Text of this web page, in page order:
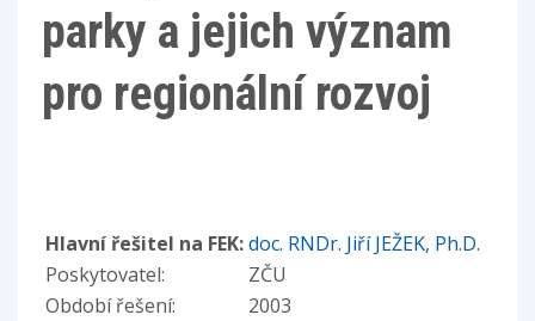
parky a jejich význam
pro regionální rozvoj
Hlavní řešitel na FEK:doc. RNDr. Jiří JEŽEK, Ph.D.
Poskytovatel:
ZČU
Období řešení:
2003